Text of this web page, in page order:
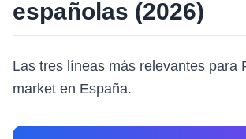
españolas (2026)
Las tres líneas más relevantes para
market en España.